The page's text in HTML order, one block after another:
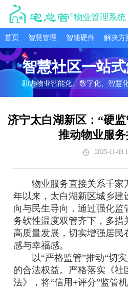
物业管理系统
首页 智慧管理 智能硬件 解决方
智慧社区一站
助力物业智能化、数字化、智慧
济宁太白湖新区：“硬监
推动物业服
2025-11-03
物业服务直接关系千家
年以来，太白湖新区城乡建
向与民生导向，通过强化监
务软性温度双管齐下，多措
高质量发展，切实增强居民
感与幸福感。
以“严格监管”推动“切实
的合法权益。严格落实《社
法》，将“信用+评分”监管